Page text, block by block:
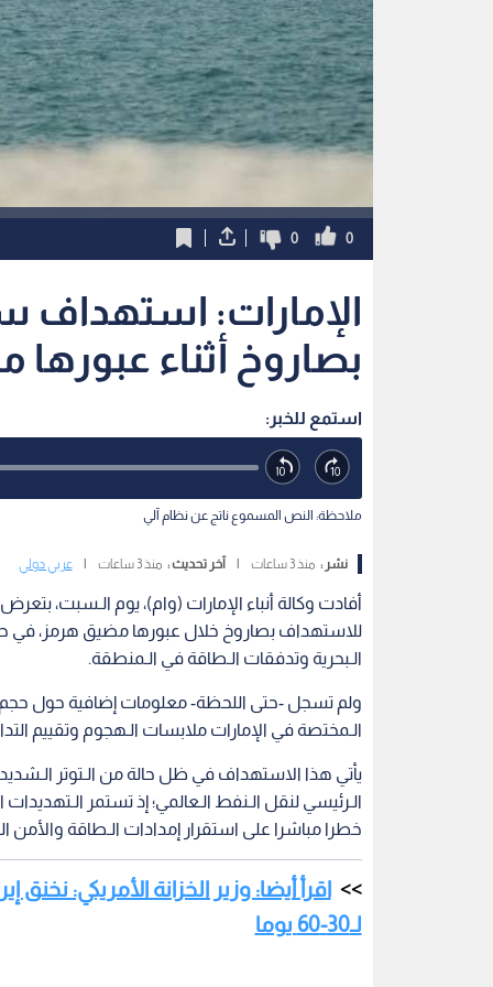
0
0
الإمارات: استهداف
بصاروخ أثناء
استمع للخبر:
ملاحظة: النص المسموع ناتج عن نظام آلي
نشر : منذ 3 ساعات | آخر تحديث : منذ 3 ساعات | عربي دولي
أفادت وكالة أنباء الإمارات (وام)، يوم الـسبت،
للاستهداف بصاروخ خلال عبورها مضيق هرمز، في
الـبحرية وتدفقات الـطاقة في الـمنطقة.
ولم تسجل -حتى اللحظة- معلومات إضافية حول حجم
الـمختصة في الإمارات ملابسات الـهجوم وتقييم
يأتي هذا الاستهداف في ظل حالة من الـتوتر
الـرئيسي لنقل الـنفط الـعالمي؛ إذ تستمر
خطرا مباشرا على استقرار إمدادات الـطاقة والأمن
اقرأ أيضا: وزير الخزانة الأمريكي:
لـ30-60 يوما